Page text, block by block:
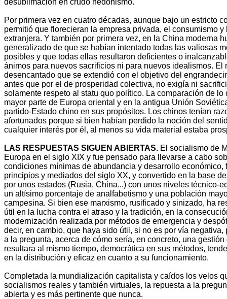
desublimación en crudo hedonismo.
Por primera vez en cuatro décadas, aunque bajo un estricto
permitió que florecieran la empresa privada, el consumismo y
extranjera. Y también por primera vez, en la China moderna
generalizado de que se habían intentado todas las valiosas
posibles y que todas ellas resultaron deficientes o
ánimos para nuevos sacrificios ni para nuevos idealismos. El
desencantado que se extendió con el objetivo del
antes que por el de prosperidad colectiva, no exigía ni
solamente respeto al statu quo político. La comparación de lo
mayor parte de Europa oriental y en la antigua Unión
partido-Estado chino en sus propósitos. Los chinos tenían
afortunados porque si bien habían perdido la noción del
cualquier interés por él, al menos su vida material estaba
LAS RESPUESTAS SIGUEN ABIERTAS. El socialismo de
Europa en el siglo XIX y fue pensado para llevarse a cabo
condiciones mínimas de abundancia y desarrollo económico,
principios y mediados del siglo XX, y convertido en la base
por unos estados (Rusia, China...) con unos niveles técnico-
un altísimo porcentaje de analfabetismo y una población
campesina. Si bien ese marxismo, rusificado y sinizado, ha
útil en la lucha contra el atraso y la tradición, en la
modernización realizada por métodos de emergencia y
decir, en cambio, que haya sido útil, si no es por vía negativa,
a la pregunta, acerca de cómo sería, en concreto, una
resultara al mismo tiempo, democrática en sus métodos,
en la distribución y eficaz en cuanto a su funcionamiento.
Completada la mundialización capitalista y caídos los velos
socialismos reales y también virtuales, la repuesta a la
abierta y es más pertinente que nunca.